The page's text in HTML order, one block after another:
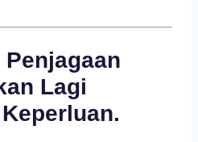
Penjagaan
Lagi